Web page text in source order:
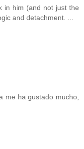
in him (and not just the
and detachment. ...
me ha gustado mucho,